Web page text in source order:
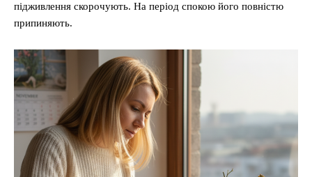
підживлення скорочують. На період спокою його повністю
припиняють.